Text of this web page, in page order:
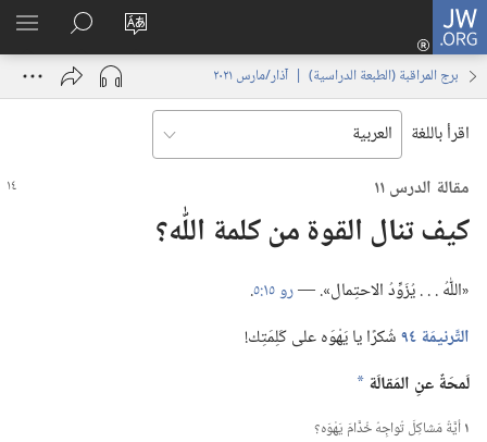
JW.ORG
تغيير
لغة
الموقع
تسجيل
الدخول
نافذة
البحث
في
JW.‎ORG
برج المراقبة (‏الطبعة الدراسية)‏ | ‏‎آذار/مارس‏ ‏‎٢٠٢١‏
اقرأ باللغة
مقالة الدرس ١١
كيف تنال القوة من كلمة اللّٰه؟‏
‏«اللّٰهُ .‏ .‏ .‏ يُزَوِّدُ الاحتِمال».‏ —‏رو ١٥:‏٥
‏.‏
التَّرنيمَة ٩٤
شُكرًا يا يَهْوَه على كَلِمَتِك!‏
لَمحَةٌ عنِ المَقالَة a
١أيَّةُ مَشاكِلَ تُواجِهُ خُدَّامَ يَهْوَه؟‏